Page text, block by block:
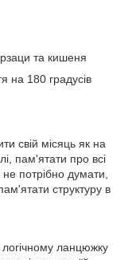
та кишеня
на 180 градусів
свій місяць як на
пам'ятати про всі
потрібно думати,
структуру в
логічному ланцюжку